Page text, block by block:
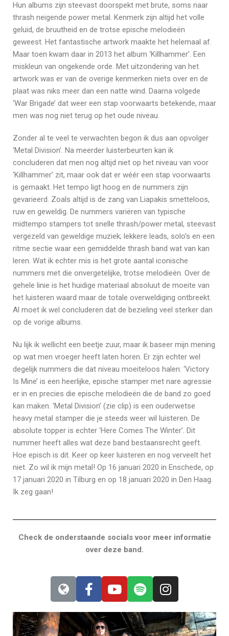
Hun albums zijn steevast doorspekt met brute, soms naar
thrash neigende power metal. Kenmerk zijn altijd het volle
geluid, de bruutheid en de trotse epische melodieën
geweest. Het fantastische artwork maakte het helemaal af.
Maar toen kwam daar in 2013 het album ‘Killhammer’. Een
miskleun van ongekende orde. Met uitzondering van het
artwork was er van de overige kenmerken niets over en de
plaat was niks meer dan een natte wind. Daarna volgede
‘War Brigade’ dat weer een stap voorwaarts betekende, maar
men was nog niet terug op het oude niveau.
Zonder al te veel te verwachten begon ik dus aan opvolger
‘Metal Division’. Na meerder luisterbeurten kan ik
concluderen dat men nog altijd niet op het niveau van voor
‘Killhammer’ zit, maar ook dat er wéér een stap voorwaarts
is gemaakt. Het tempo ligt hoog en de nummers zijn
gevarieerd. Zoals altijd is de zang van Liapakis smetteloos,
ruw en geweldig. De nummers variëren van typische
midtempo stampers tot snelle thrash/power metal, steevast
vergezeld van geweldige muziek; lekkere leads, solo’s en een
ritme sectie waar een gemiddelde thrash band wat van kan
leren. Wat ik echter mis is het grote aantal iconische
nummers met die onvergetelijke, trotse melodieën. Over de
gehele linie is het huidige materiaal absoluut de moeite van
het luisteren waard maar de totale overweldiging ontbreekt.
Al moet ik wel concluderen dat de bezieling veel sterker dan
op de vorige albums.
Nu lijk ik wellicht een beetje zuur, maar ik baseer mijn mening
op wat men vroeger heeft laten horen. Er zijn echter wel
degelijk nummers die dat niveau moeiteloos halen: ‘Victory
Is Mine’ is een heerlijke, epische stamper met nare agressie
er in en precies die epische melodieën die de band zo goed
kan maken. ‘Metal Division’ (zie clip) is een ouderwetse
heavy metal stamper die je steeds weer wil luisteren. De
absolute topper is echter ‘Here Comes The Winter’. Dit
nummer heeft alles wat deze band bestaansrecht geeft.
Hoe episch is dit. Keer op keer luisteren en nog verveelt het
niet. Zo wil ik mijn metal! Op 16 januari 2020 in Enschede, op
17 januari 2020 in Tilburg en op 18 januari 2020 in Den Haag.
Ik zeg gaan!
Check de onderstaande socials voor meer informatie
over deze band.